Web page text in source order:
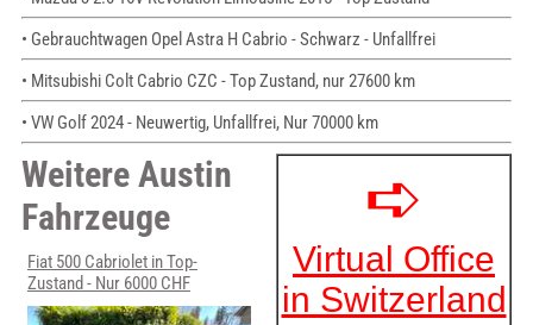
• Gebrauchtwagen Opel Astra H Cabrio - Schwarz - Unfallfrei
• Mitsubishi Colt Cabrio CZC - Top Zustand, nur 27600 km
• VW Golf 2024 - Neuwertig, Unfallfrei, Nur 70000 km
Weitere Austin
Fahrzeuge
Fiat 500 Cabriolet in Top-
Zustand - Nur 6000 CHF